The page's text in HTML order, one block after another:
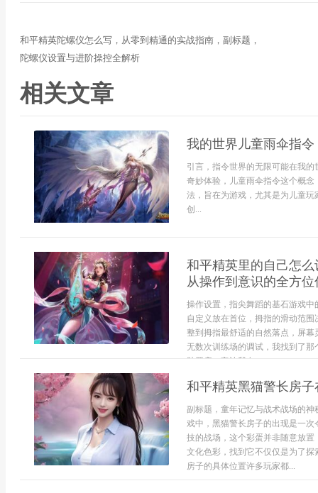
和平精英陀螺仪怎么写，从零到精通的实战指南，副标题，
陀螺仪设置与进阶操控全解析
相关文章
我的世界儿童雨伞指
引言，指令世界的无限可能在我
奇妙体验，儿童雨伞指令这个概
法，旨在为游戏，尤其是为儿童
创...
和平精英里的自己怎
从操作到意识的全方
操作设置，指尖舞蹈的基石游戏
自定义放在首位，拇指的滑动范
整到拇指最舒适的自然落点，屏
无数次训练场的调试，我找到了
助开启，它让我在...
和平精英黑猫警长房
副标题，童年记忆与战术战场的
戏中，黑猫警长房子的出现是一
技的战场，这个彩蛋并非随意放
文化色彩，找到它不仅仅是为了
房子的具体位置许多玩家都...